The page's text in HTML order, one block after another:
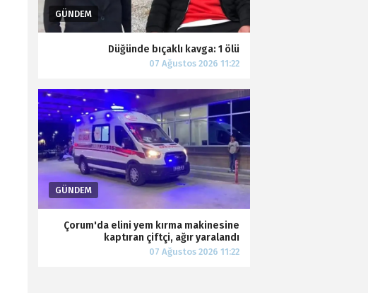
Düğünde bıçaklı kavga: 1 ölü
Çorum'da elini yem kırma makinesine
kaptıran çiftçi, ağır yaralandı